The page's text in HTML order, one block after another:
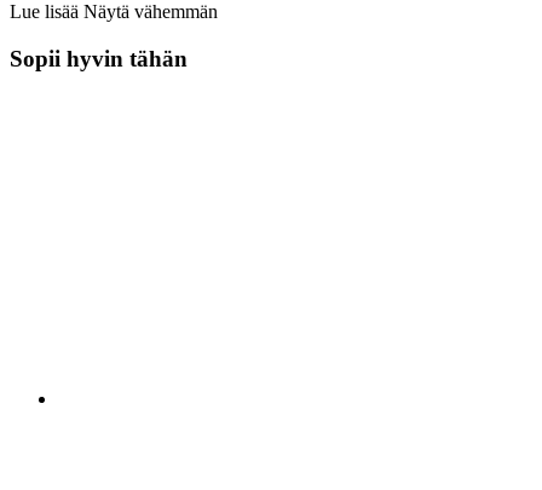
Lue lisää Näytä vähemmän
Sopii hyvin tähän